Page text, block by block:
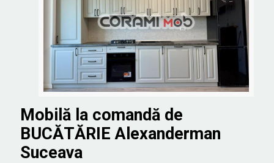
Mobilă la comandă de
BUCĂTĂRIE Alexanderman
Suceava